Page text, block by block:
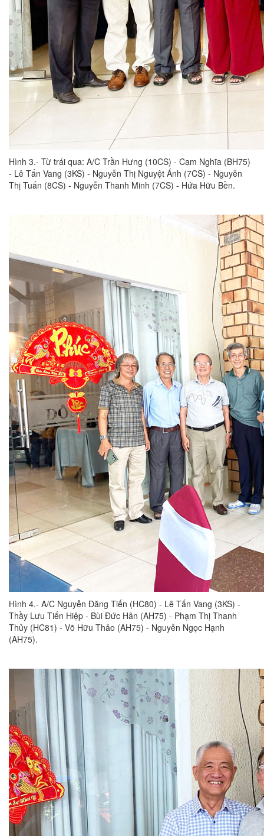
Hình 3.- Từ trái qua: A/C Trần Hưng (10CS) - Cam Nghĩa (BH75)
- Lê Tấn Vang (3KS) - Nguyễn Thị Nguyệt Ánh (7CS) - Nguyễn
Thị Tuấn (8CS) - Nguyễn Thanh Minh (7CS) - Hứa Hữu Bền.
Hình 4.- A/C Nguyễn Đăng Tiến (HC80) - Lê Tấn Vang (3KS) -
Thầy Lưu Tiến Hiệp - Bùi Đức Hân (AH75) - Phạm Thị Thanh
Thủy (HC81) - Võ Hữu Thảo (AH75) - Nguyễn Ngọc Hạnh
(AH75).